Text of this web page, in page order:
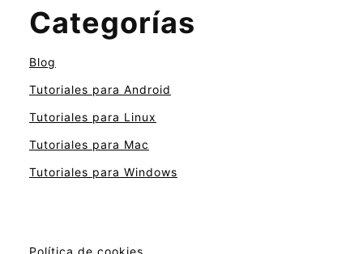
Categorías
Blog
Tutoriales para Android
Tutoriales para Linux
Tutoriales para Mac
Tutoriales para Windows
Política de cookies